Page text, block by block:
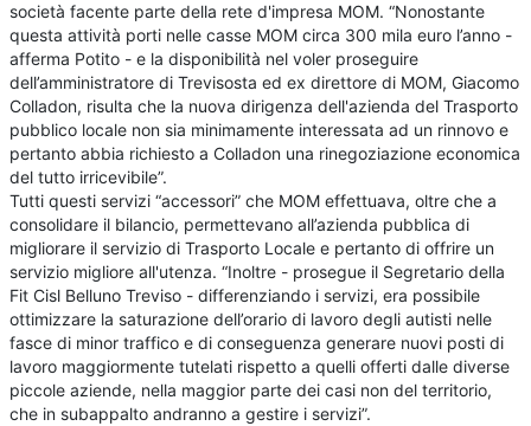
società facente parte della rete d'impresa MOM. “Nonostante
questa attività porti nelle casse MOM circa 300 mila euro l’anno -
afferma Potito - e la disponibilità nel voler proseguire
dell’amministratore di Trevisosta ed ex direttore di MOM, Giacomo
Colladon, risulta che la nuova dirigenza dell'azienda del Trasporto
pubblico locale non sia minimamente interessata ad un rinnovo e
pertanto abbia richiesto a Colladon una rinegoziazione economica
del tutto irricevibile”.
Tutti questi servizi “accessori” che MOM effettuava, oltre che a
consolidare il bilancio, permettevano all’azienda pubblica di
migliorare il servizio di Trasporto Locale e pertanto di offrire un
servizio migliore all'utenza. “Inoltre - prosegue il Segretario della
Fit Cisl Belluno Treviso - differenziando i servizi, era possibile
ottimizzare la saturazione dell’orario di lavoro degli autisti nelle
fasce di minor traffico e di conseguenza generare nuovi posti di
lavoro maggiormente tutelati rispetto a quelli offerti dalle diverse
piccole aziende, nella maggior parte dei casi non del territorio,
che in subappalto andranno a gestire i servizi”.